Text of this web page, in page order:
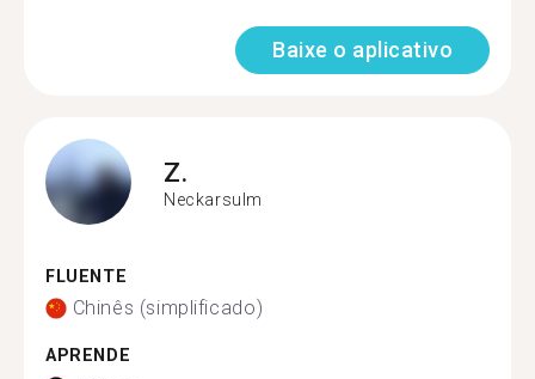
Baixe o aplicativo
Z.
Neckarsulm
FLUENTE
Chinês (simplificado)
APRENDE